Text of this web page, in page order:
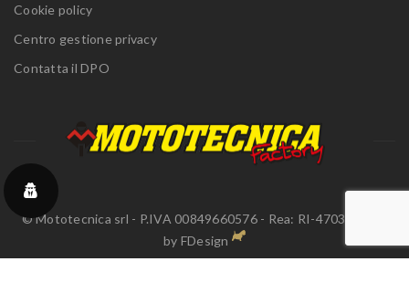
Cookie policy
Centro gestione privacy
Contatta il DPO
© Mototecnica srl - P.IVA 00849660576 - Rea: RI-47037 | Sito
by FDesign